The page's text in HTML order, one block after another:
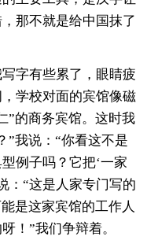
那不就是给中国抹了
字有些累了，眼睛疲
学校对面的宾馆像磁
”的商务宾馆。这时我
”我说：“你看这不是
例子吗？它把‘一家
：“这是人家专门写的
是这家宾馆的工作人
！”我们争辩着。